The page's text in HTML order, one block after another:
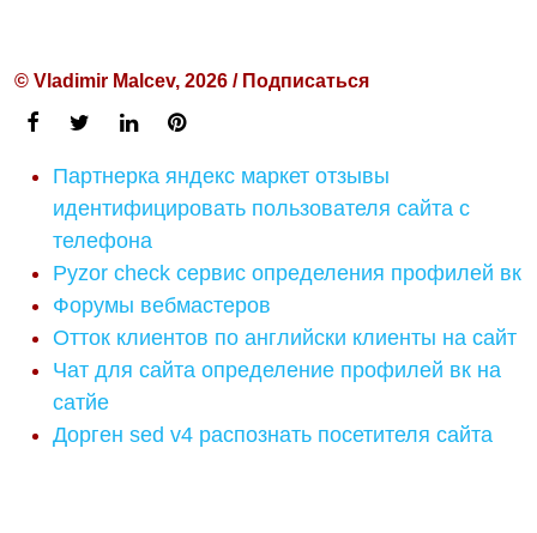
© Vladimir Malcev, 2026 / Подписаться
Партнерка яндекс маркет отзывы
идентифицировать пользователя сайта с
телефона
Pyzor check сервис определения профилей вк
Форумы вебмастеров
Отток клиентов по английски клиенты на сайт
Чат для сайта определение профилей вк на
сатйе
Дорген sed v4 распознать посетителя сайта